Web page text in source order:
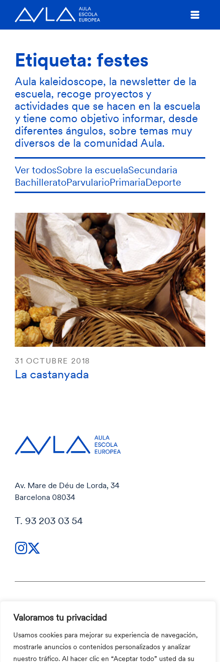
Valoramos tu privacidad
Usamos cookies para mejorar su experiencia de navegación,
mostrarle anuncios o contenidos personalizados y analizar
nuestro tráfico. Al hacer clic en “Aceptar todo” usted da su
Etiqueta: festes
Aula kaleidoscope, la newsletter de la
escuela, recoge proyectos y
actividades que se hacen en la escuela
y tiene como objetivo informar, desde
diferentes ángulos, sobre temas muy
diversos de la comunidad Aula.
Ver todosSobre la escuelaSecundaria
BachilleratoParvularioPrimariaDeporte
31 OCTUBRE 2018
La castanyada
Av. Mare de Déu de Lorda, 34
Barcelona 08034
T. 93 203 03 54
Política de privacidad
Código ético y Canal ético
Política de cookies
Código ético y Canal ético